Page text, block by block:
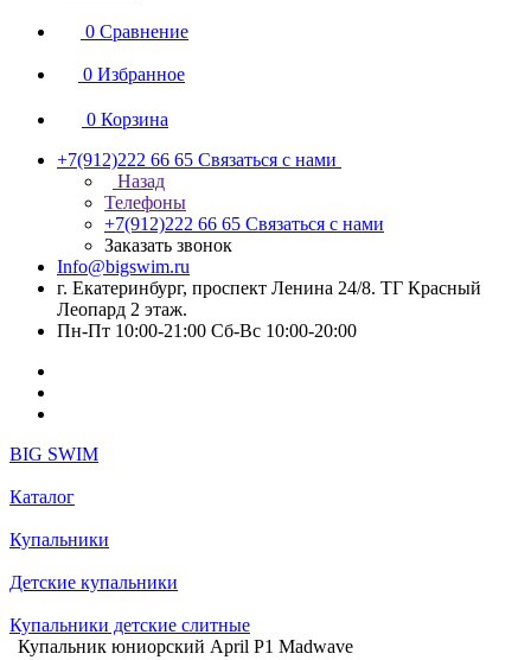
0 Сравнение
0 Избранное
0 Корзина
+7(912)222 66 65 Связаться с нами
Назад
Телефоны
+7(912)222 66 65 Связаться с нами
Заказать звонок
Info@bigswim.ru
г. Екатеринбург, проспект Ленина 24/8. ТГ Красный
Леопард 2 этаж.
Пн-Пт 10:00-21:00 Сб-Вс 10:00-20:00
BIG SWIM
Каталог
Купальники
Детские купальники
Купальники детские слитные
Купальник юниорский April P1 Madwave